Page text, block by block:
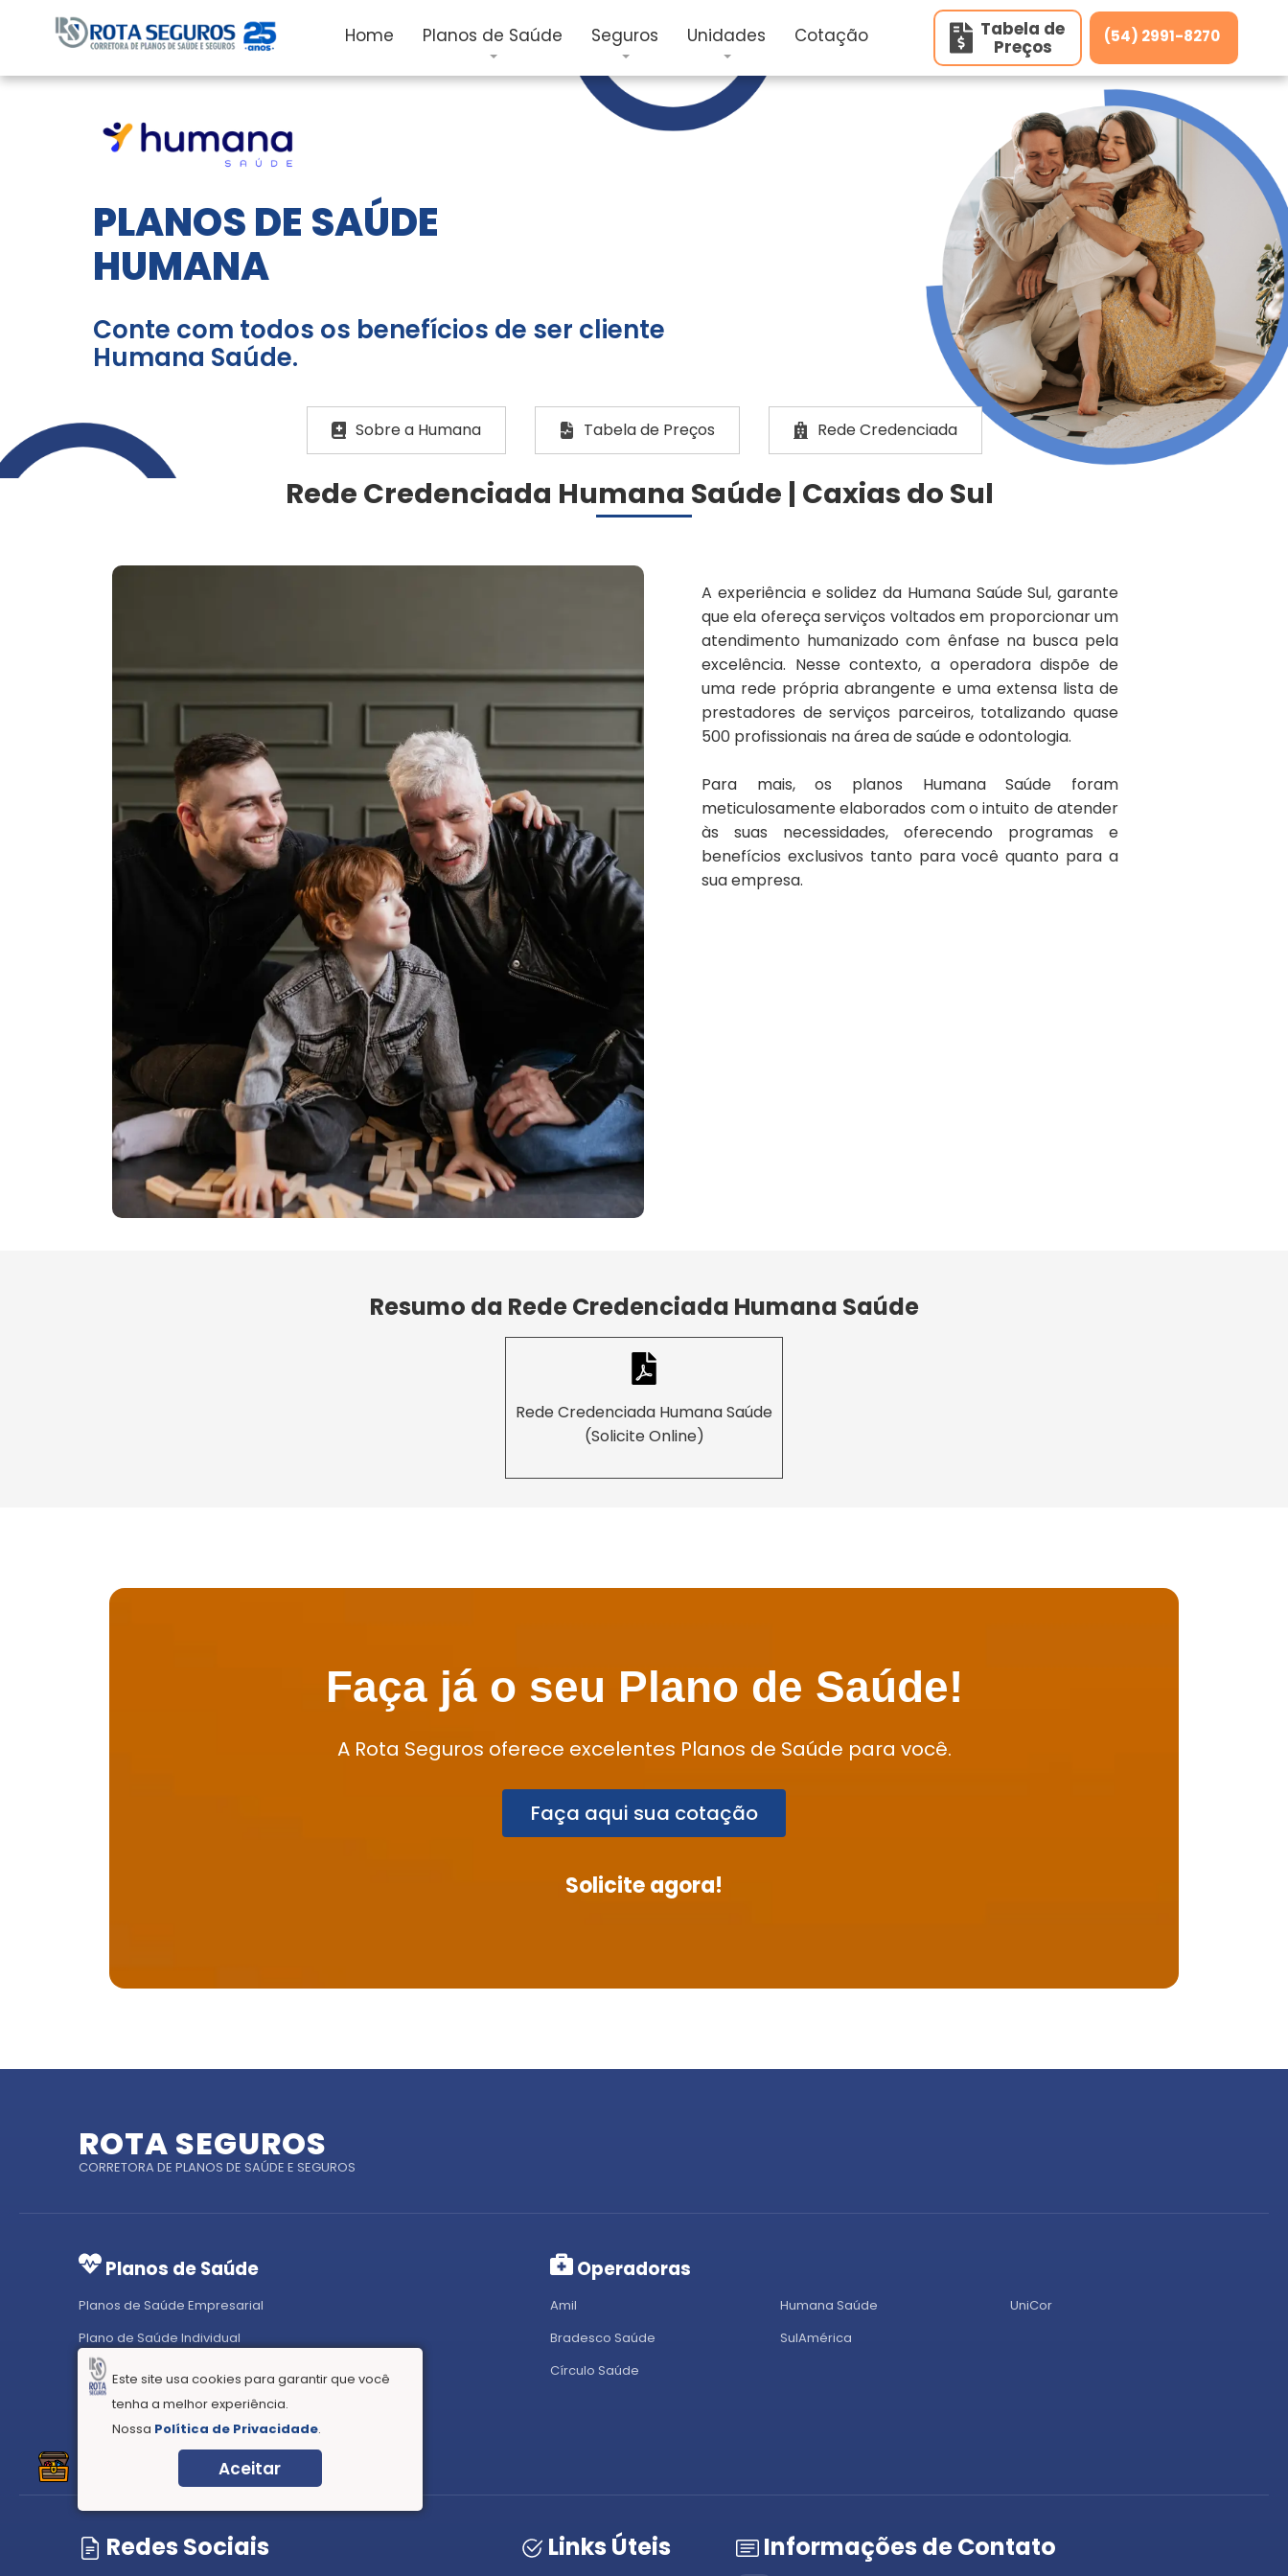
Home Planos de Saúde Seguros Unidades Cotação Tabela de
Preços (54) 2991-8270
PLANOS DE SAÚDE
HUMANA
Conte com todos os benefícios de ser cliente
Humana Saúde.
Sobre a Humana Tabela de Preços Rede Credenciada
Rede Credenciada Humana Saúde | Caxias do Sul
A experiência e solidez da Humana Saúde Sul, garante
que ela ofereça serviços voltados em proporcionar um
atendimento humanizado com ênfase na busca pela
excelência. Nesse contexto, a operadora dispõe de
uma rede própria abrangente e uma extensa lista de
prestadores de serviços parceiros, totalizando quase
500 profissionais na área de saúde e odontologia.
Para mais, os planos Humana Saúde foram
meticulosamente elaborados com o intuito de atender
às suas necessidades, oferecendo programas e
benefícios exclusivos tanto para você quanto para a
sua empresa.
Resumo da Rede Credenciada Humana Saúde
Rede Credenciada Humana Saúde
(Solicite Online)
Faça já o seu Plano de Saúde!
A Rota Seguros oferece excelentes Planos de Saúde para você.
Faça aqui sua cotação
Solicite agora!
ROTA SEGUROS
CORRETORA DE PLANOS DE SAÚDE E SEGUROS
Planos de Saúde
Planos de Saúde Empresarial
Plano de Saúde Individual
Plano de Saúde Individual (Coletivo por Adesão)
Plano odontológico
Tabela de Preços
Operadoras
Amil
Bradesco Saúde
Círculo Saúde
Humana Saúde
SulAmérica
UniCor
Redes Sociais Links Úteis Informações de Contato
Este site usa cookies para garantir que você
tenha a melhor experiência.
Nossa Política de Privacidade.
Aceitar